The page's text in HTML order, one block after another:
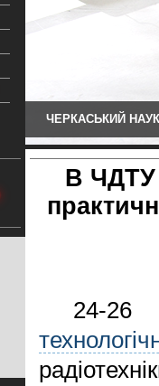
ЧЕРКАСЬКИЙ
В ЧДТУ
24-